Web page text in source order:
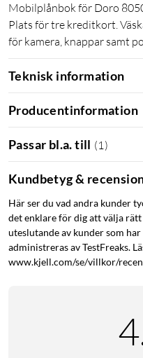
Mobilplånbok för Doro
Plats för tre kreditkort.
för kamera, knappar samt
Teknisk information
Producentinformation
Passar bl.a. till (1 )
Kundbetyg &
Här ser du vad andra kunder
det enklare för dig att välja
uteslutande av kunder som
administreras av TestFreaks.
www.kjell.com/se/villkor/